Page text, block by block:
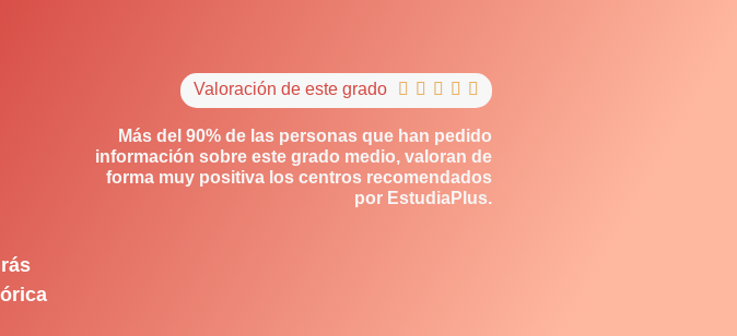
Valoración de este grado     
Más del 90% de las personas que han pedido
información sobre este grado medio, valoran de
forma muy positiva los centros recomendados
por EstudiaPlus.